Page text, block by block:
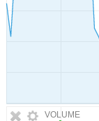
VOLUME